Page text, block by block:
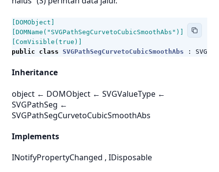
[DOMObject]
[DOMName("SVGPathSegCurvetoCubicSmoothAbs")]
[ComVisible(true)]
public
class SVGPathSegCurvetoCubicSmoothAbs :
Inheritance
object ← DOMObject ← SVGValueType ←
SVGPathSeg ←
SVGPathSegCurvetoCubicSmoothAbs
Implements
INotifyPropertyChanged , IDisposable